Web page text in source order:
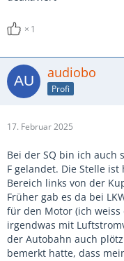
1
audiobo
Profi
17. Februar 2025
Bei der SQ bin ich auch
F gelandet. Die Stelle
Bereich links von der
Früher gab es da bei
für den Motor (ich
irgendwas mit
der Autobahn auch
bemerkt hatte, dass